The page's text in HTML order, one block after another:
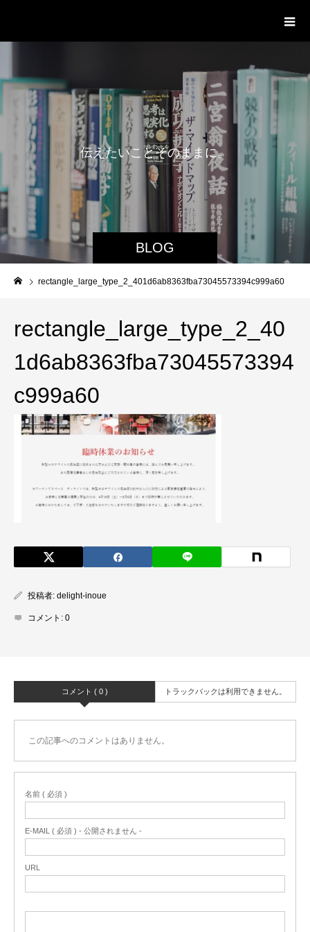
BLOG
伝えたいこ とそのま ま に。
rectangle_large_type_2_401d6ab8363fba73045573394c999a60
rectangle_large_type_2_40
1d6ab8363fba73045573394
c999a60
投稿者: delight-inoue
コメント: 0
コメント ( 0 ) トラックバックは利用できません。
この記事へのコメントはありません。
名前 ( 必須 )
E-MAIL ( 必須 ) - 公開されません -
URL